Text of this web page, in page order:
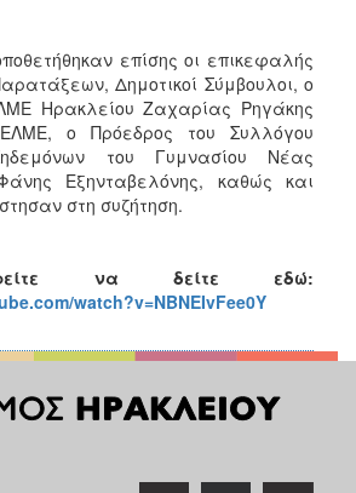
επίσης οι επικεφαλής
Δημοτικοί Σύμβουλοι, ο
Ηρακλείου Ζαχαρίας Ρηγάκης
ο Πρόεδρος του Συλλόγου
του Γυμνασίου Νέας
Εξηνταβελόνης, καθώς και
στη συζήτηση.
να δείτε εδώ:
watch?v=NBNEIvFee0Y